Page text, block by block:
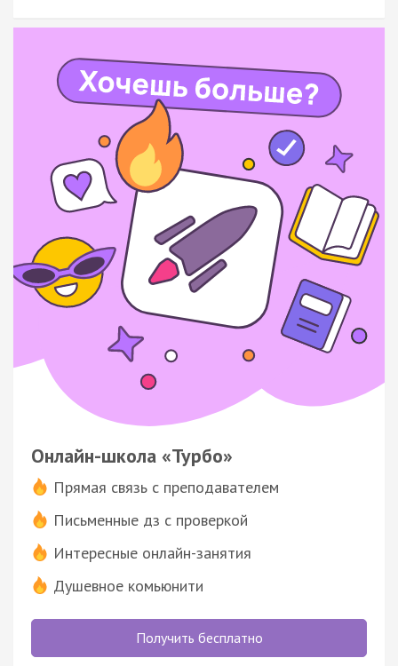
Онлайн-школа «Турбо»
Прямая связь с преподавателем
Письменные дз с проверкой
Интересные онлайн-занятия
Душевное комьюнити
Получить бесплатно